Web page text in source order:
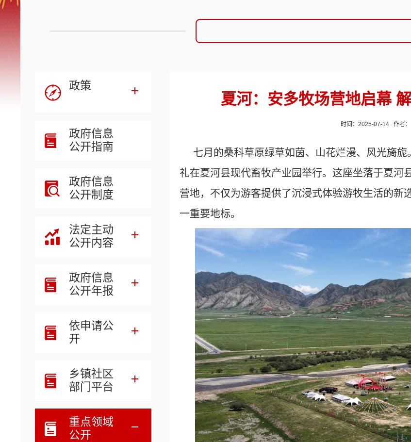
政策
政府信息
公开指南
政府信息
公开制度
法定主动
公开内容
政府信息
公开年报
依申请公
开
乡镇社区
部门平台
重点领域
公开
夏河：安多牧场营地启幕
时间：2025-07-14 作者：
七月的桑科草原绿草如茵、山花烂漫、风光旖旎。
礼在夏河县现代畜牧产业园举行。这座坐落于夏河
营地，不仅为游客提供了沉浸式体验游牧生活的新
一重要地标。